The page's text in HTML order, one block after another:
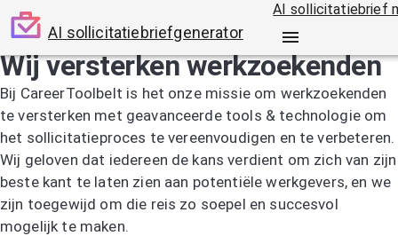
AI sollicitatiebriefgenerator
AI sollicitatiebrief
Wij versterken werkzoekenden
Bij CareerToolbelt is het onze missie om werkzoekenden
te versterken met geavanceerde tools & technologie om
het sollicitatieproces te vereenvoudigen en te verbeteren.
Wij geloven dat iedereen de kans verdient om zich van zijn
beste kant te laten zien aan potentiële werkgevers, en we
zijn toegewijd om die reis zo soepel en succesvol
mogelijk te maken.